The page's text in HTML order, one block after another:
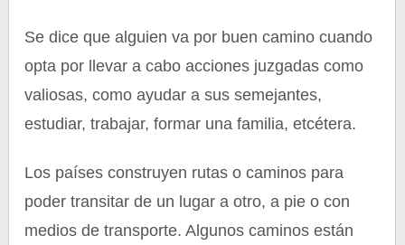
Se dice que alguien va por buen camino cuando
opta por llevar a cabo acciones juzgadas como
valiosas, como ayudar a sus semejantes,
estudiar, trabajar, formar una familia, etcétera.
Los países construyen rutas o caminos para
poder transitar de un lugar a otro, a pie o con
medios de transporte. Algunos caminos están